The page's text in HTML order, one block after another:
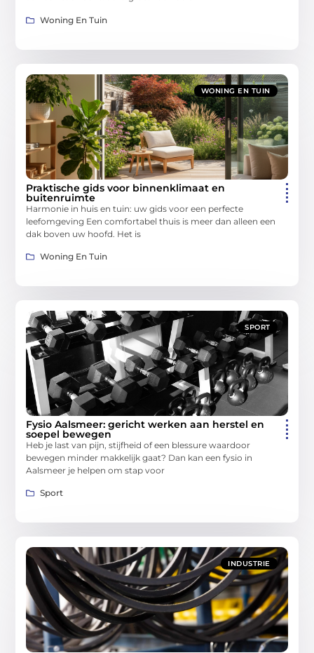
Woning En Tuin
WONING EN TUIN
Praktische gids voor binnenklimaat en
buitenruimte
Harmonie in huis en tuin: uw gids voor een perfecte
leefomgeving Een comfortabel thuis is meer dan alleen een
dak boven uw hoofd. Het is
Woning En Tuin
SPORT
Fysio Aalsmeer: gericht werken aan herstel en
soepel bewegen
Heb je last van pijn, stijfheid of een blessure waardoor
bewegen minder makkelijk gaat? Dan kan een fysio in
Aalsmeer je helpen om stap voor
Sport
INDUSTRIE